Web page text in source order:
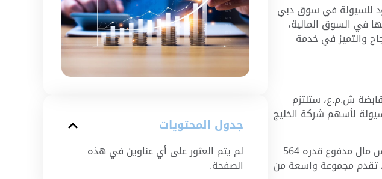
جدول المحتويات
لم يتم العثور على أي عناوين في هذه
الصفحة.
للسيولة في سوق دبي
في السوق المالية،
والتميز في خدمة
ش.م.ع، ستلتزم
لأسهم شركة الخليج
مال مدفوع قدره
تقدم مجموعة واسعة من